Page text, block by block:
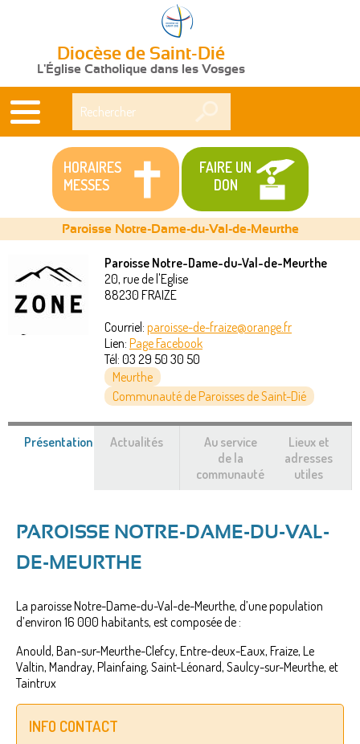
Diocèse de Saint-Dié
L'Église Catholique dans les Vosges
HORAIRES
MESSES
FAIRE UN
DON
Vous
êtes
Paroisse Notre-Dame-du-Val-de-Meurthe
Paroisse Notre-Dame-du-Val-de-Meurthe
20, rue de l'Eglise
88230 FRAIZE
Courriel: paroisse-de-fraize@orange.fr
Lien: Page Facebook
Tél: 03 29 50 30 50
Meurthe
Communauté de Paroisses de Saint-Dié
Présentation (onglet
Actualités
Au service
de la
communauté
Lieux et
adresses
utiles
PAROISSE NOTRE-DAME-DU-VAL-
DE-MEURTHE
La paroisse Notre-Dame-du-Val-de-Meurthe, d’une population
d’environ 16 000 habitants, est composée de :
Anould, Ban-sur-Meurthe-Clefcy, Entre-deux-Eaux, Fraize, Le
Valtin, Mandray, Plainfaing, Saint-Léonard, Saulcy-sur-Meurthe, et
Taintrux
INFO CONTACT